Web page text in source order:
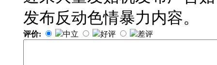
发布反动色情暴力内容。
评价: 中立 好评 差评